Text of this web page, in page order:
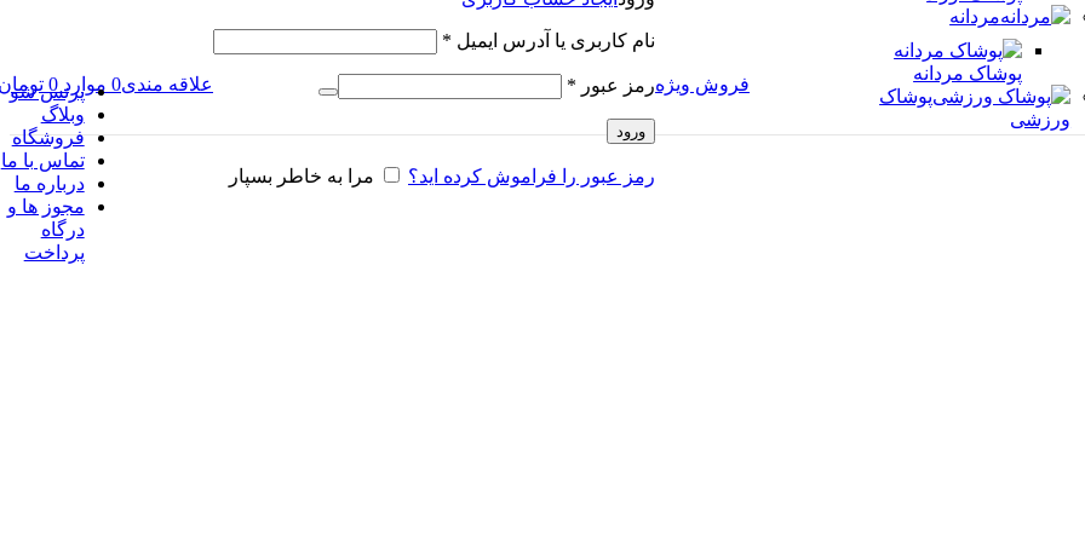
فروش ویژه
نام کاربری یا آدرس ایمیل *
رمز عبور *
ورود
رمز عبور را فراموش کرده اید؟ مرا به خاطر بسپار
علاقه مندی0 موارد 0
مردانه
پوشاک مردانه
پوشاک
ورزشی
پرنس شو
وبلاگ
فروشگاه
تماس با ما
درباره ما
مجوز ها و
درگاه
پرداخت
با شماره 09309682495 تماس حاصل فرمایید